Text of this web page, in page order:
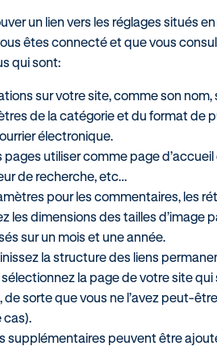
un lien vers les réglages situés
êtes connecté et que vous
qui sont:
sur votre site, comme son
de la catégorie et du format de
électronique.
pages utiliser comme page
de recherche, etc…
pour les commentaires, les
les dimensions des tailles d’image
sur un mois et une année.
la structure des liens
sélectionnez la page de votre site
de sorte que vous ne l’avez peut-
cas).
supplémentaires peuvent être